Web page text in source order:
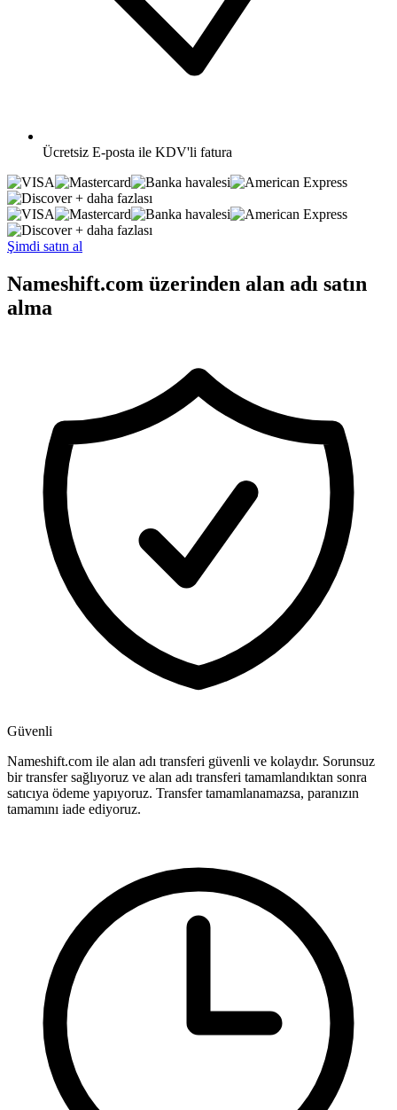
Ücretsiz E-posta ile KDV'li fatura
+ daha fazlası
+ daha fazlası
Şimdi satın al
Nameshift.com üzerinden alan adı satın
alma
Güvenli
Nameshift.com ile alan adı transferi güvenli ve kolaydır. Sorunsuz
bir transfer sağlıyoruz ve alan adı transferi tamamlandıktan sonra
satıcıya ödeme yapıyoruz. Transfer tamamlanamazsa, paranızın
tamamını iade ediyoruz.